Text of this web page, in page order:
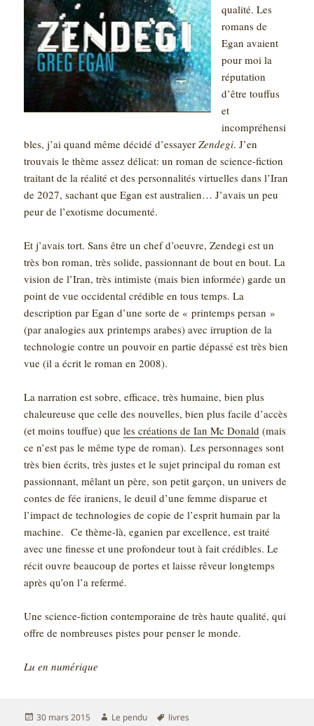
qualité. Les
romans de
Egan avaient
pour moi la
réputation
d’être touffus
et
incompréhensi
bles, j’ai quand même décidé d’essayerZendegi. J’en
trouvais le thème assez délicat: un roman de science-fiction
traitant de la réalité et des personnalités virtuelles dans l’Iran
de 2027, sachant que Egan est australien… J’avais un peu
peur de l’exotisme documenté.
Et j’avais tort. Sans être un chef d’oeuvre, Zendegi est un
très bon roman, très solide, passionnant de bout en bout. La
vision de l’Iran, très intimiste (mais bien informée) garde un
point de vue occidental crédible en tous temps. La
description par Egan d’une sorte de « printemps persan »
(par analogies aux printemps arabes) avec irruption de la
technologie contre un pouvoir en partie dépassé est très bien
vue (il a écrit le roman en 2008).
La narration est sobre, efficace, très humaine, bien plus
chaleureuse que celle des nouvelles, bien plus facile d’accès
(et moins touffue) queles créations de Ian Mc Donald (mais
ce n’est pas le même type de roman).Les personnages sont
très bien écrits, très justes et le sujet principal du roman est
passionnant, mêlant un père, son petit garçon, un univers de
contes de fée iraniens, le deuil d’une femme disparue et
l’impact de technologies de copie de l’esprit humain par la
machine. Ce thème-là, eganien par excellence, est traité
avec une finesse et une profondeur tout à fait crédibles. Le
récit ouvre beaucoup de portes et laisse rêveur longtemps
après qu’on l’a refermé.
Une science-fiction contemporaine de très haute qualité, qui
offre de nombreuses pistes pour penser le monde.
Lu en numérique
Publié
30 mars 2015 Auteur
Le pendu
Mots-
livres